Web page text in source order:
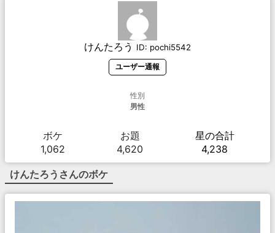
けんたろう ID: pochi5542
ユーザー通報
性別
男性
ボケ
1,062
お題
4,620
星の合計
4,238
けんたろう さんのボケ